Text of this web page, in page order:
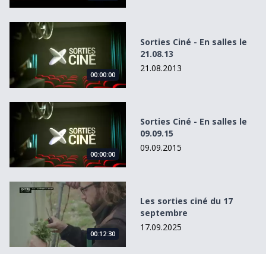
Sorties Ciné - En salles le 21.08.13
00:00:00
Sorties Ciné - En salles le
21.08.13
21.08.2013
Sorties Ciné - En salles le 09.09.15
00:00:00
Sorties Ciné - En salles le
09.09.15
09.09.2015
Les sorties ciné du 17 septembre
00:12:30
Les sorties ciné du 17
septembre
17.09.2025